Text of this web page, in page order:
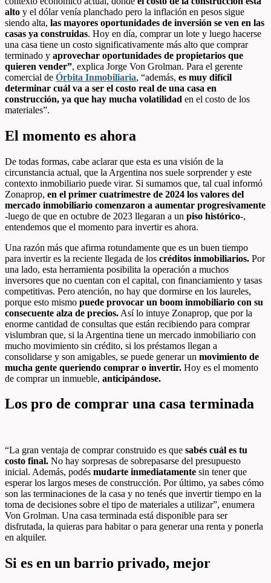
alto y el dólar venía planchado pero la inflación en pesos sigue
siendo alta, las mayores oportunidades de inversión se ven en las
casas ya construidas. Hoy en día, comprar un lote y luego hacerse
una casa tiene un costo significativamente más alto que comprar
terminado y aprovechar oportunidades de propietarios que
quieren vender”, explica Jorge Von Grolman. Para el gerente
comercial de Órbita Inmobiliaria, “además, es muy difícil
determinar cuál va a ser el costo real de una casa en
construcción, ya que hay mucha volatilidad en el costo de los
materiales”.
El momento es ahora
De todas formas, cabe aclarar que esta es una visión de la
circunstancia actual, que la Argentina nos suele sorprender y este
contexto inmobiliario puede virar. Si sumamos que, tal cual informó
Zonaprop, en el primer cuatrimestre de 2024 los valores del
mercado inmobiliario comenzaron a aumentar progresivamente
-luego de que en octubre de 2023 llegaran a un piso histórico-,
entendemos que el momento para invertir es ahora.
Una razón más que afirma rotundamente que es un buen tiempo
para invertir es la reciente llegada de los créditos inmobiliarios. Por
una lado, esta herramienta posibilita la operación a muchos
inversores que no cuentan con el capital, con financiamiento y tasas
competitivas. Pero atención, no hay que dormirse en los laureles,
porque esto mismo puede provocar un boom inmobiliario con su
consecuente alza de precios. Así lo intuye Zonaprop, que por la
enorme cantidad de consultas que están recibiendo para comprar
vislumbran que, si la Argentina tiene un mercado inmobiliario con
mucho movimiento sin crédito, si los préstamos llegan a
consolidarse y son amigables, se puede generar un movimiento de
mucha gente queriendo comprar o invertir. Hoy es el momento
de comprar un inmueble, anticipándose.
Los pro de comprar una casa terminada
“La gran ventaja de comprar construido es que sabés cuál es tu
costo final. No hay sorpresas de sobrepasarse del presupuesto
inicial. Además, podés mudarte inmediatamente sin tener que
esperar los largos meses de construcción. Por último, ya sabes cómo
son las terminaciones de la casa y no tenés que invertir tiempo en la
toma de decisiones sobre el tipo de materiales a utilizar”, enumera
Von Grolman. Una casa terminada está disponible para ser
disfrutada, la quieras para habitar o para generar una renta y ponerla
en alquiler.
Si es en un barrio privado, mejor